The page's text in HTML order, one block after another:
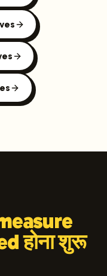
होना शुरू